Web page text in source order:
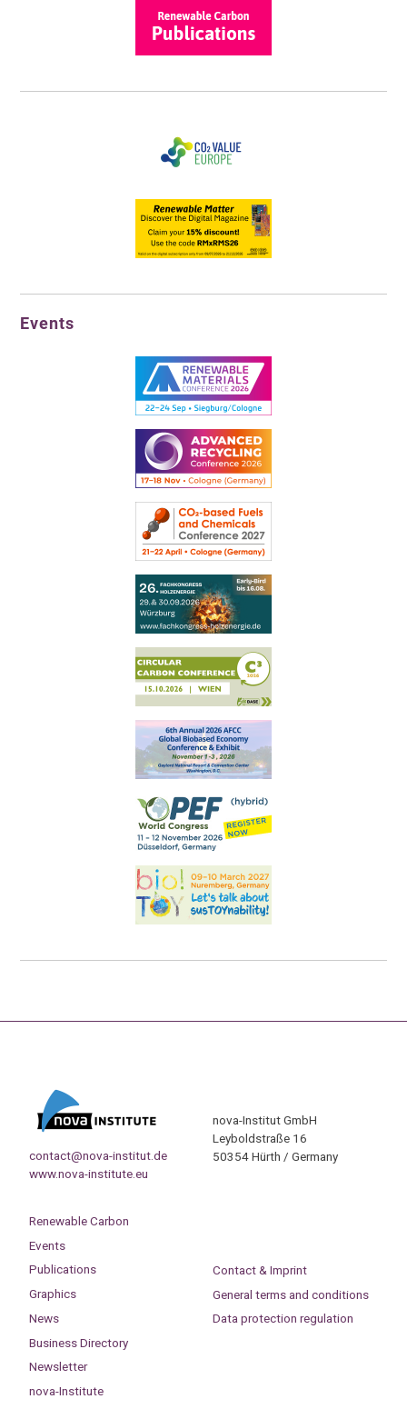
Events
contact@nova-institut.de
www.nova-institute.eu
nova-Institut GmbH
Leyboldstraße 16
50354 Hürth / Germany
Renewable Carbon
Events
Publications
Graphics
News
Business Directory
Newsletter
nova-Institute
Contact & Imprint
General terms and conditions
Data protection regulation